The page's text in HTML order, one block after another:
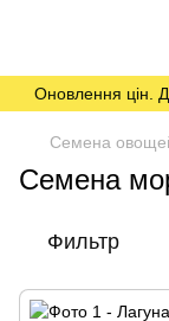
Оновлення цін.
Семена
Семена
Фильтр